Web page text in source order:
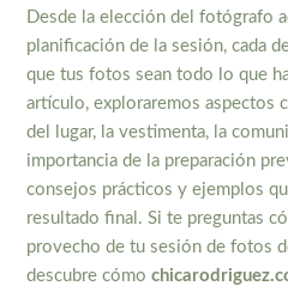
Desde la elección del fotógrafo
planificación de la sesión, cada
que tus fotos sean todo lo que
artículo, exploraremos aspectos
del lugar, la vestimenta, la
importancia de la preparación
consejos prácticos y ejemplos
resultado final. Si te preguntas
provecho de tu sesión de fotos
descubre cómo